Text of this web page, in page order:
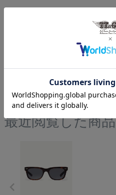
商品についてのお問い合わせ
最近閲覧した商品